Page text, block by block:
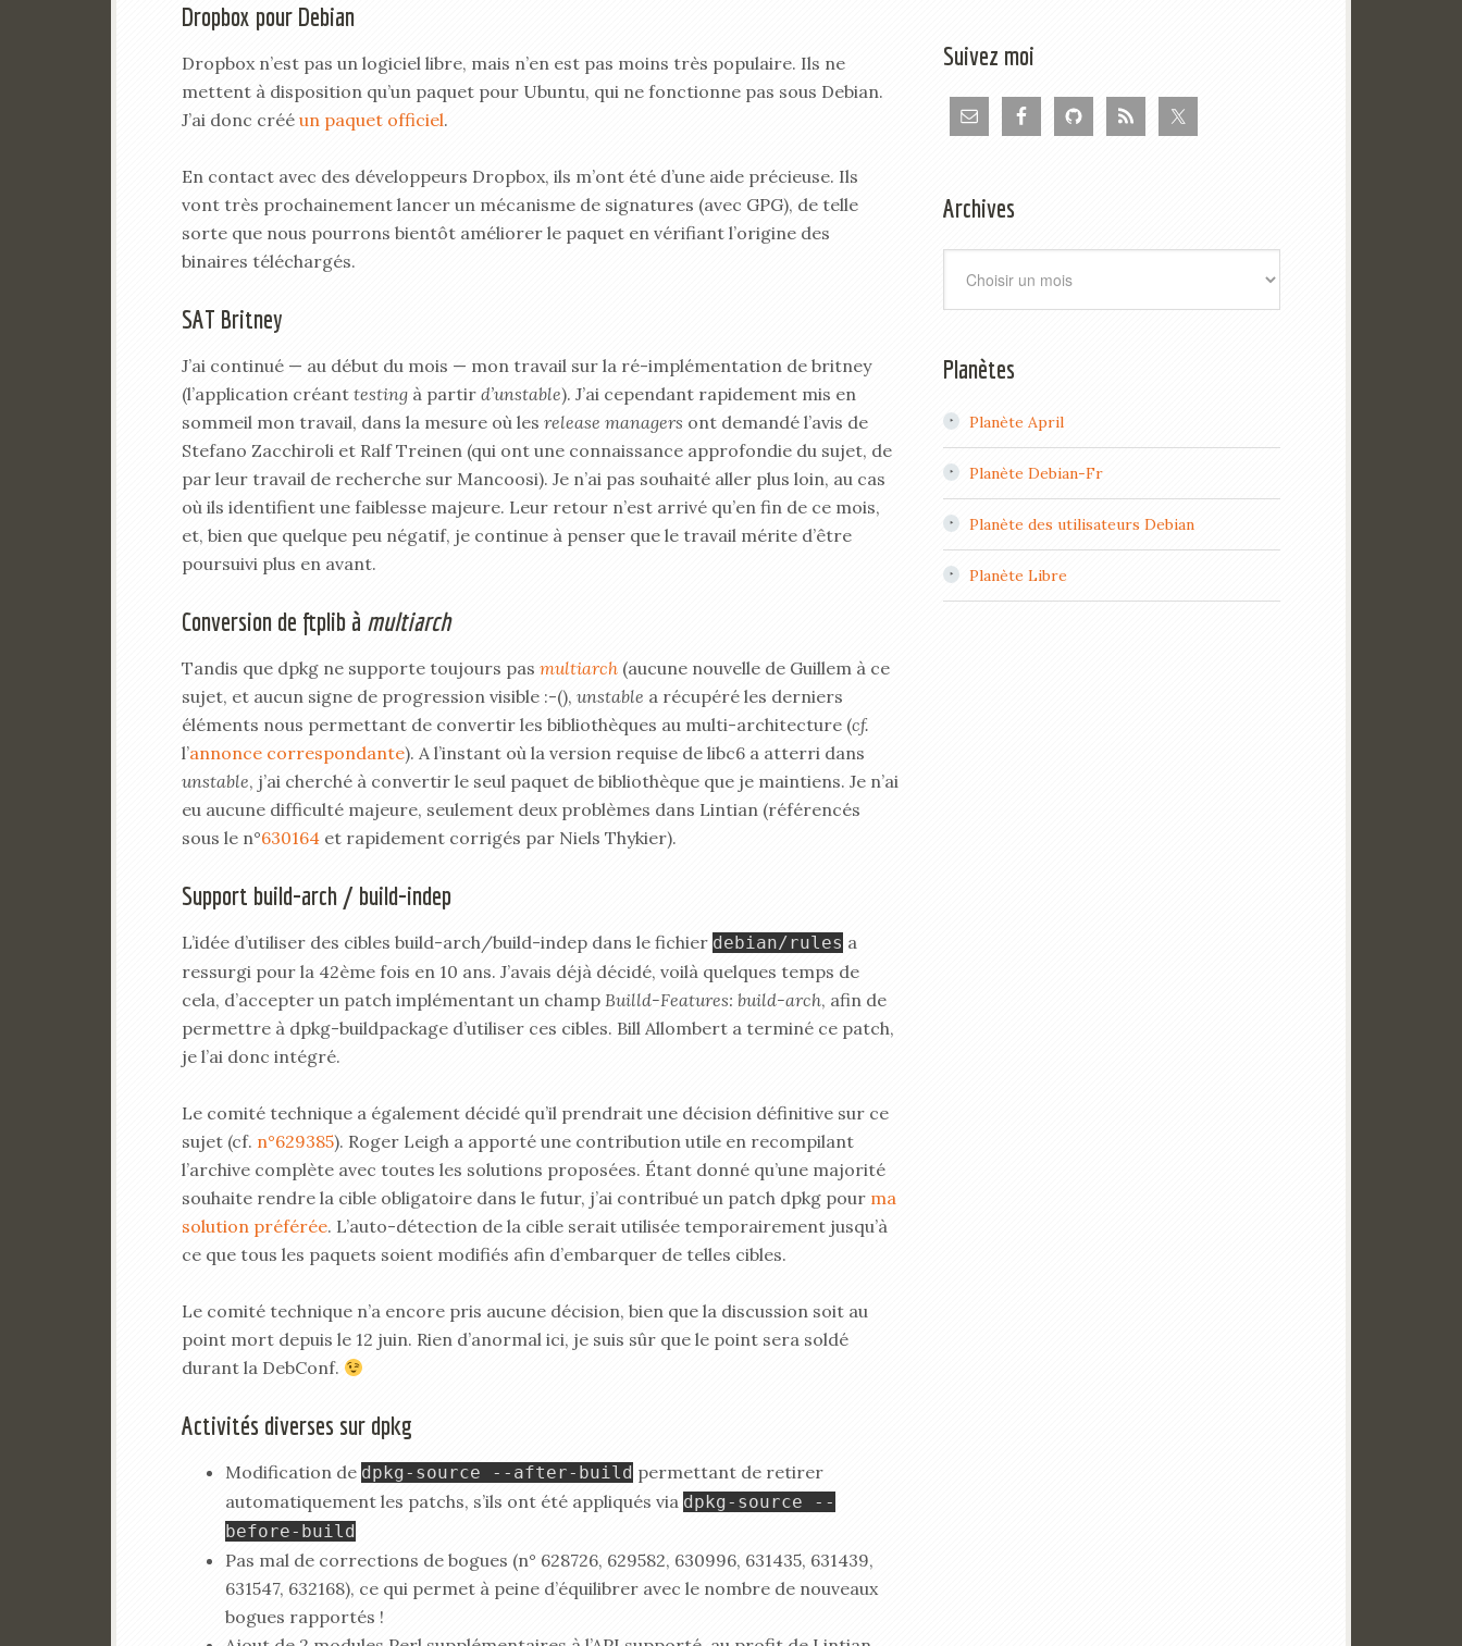
Dropbox pour Debian
Dropbox n’est pas un logiciel libre, mais n’en est pas moins très populaire. Ils ne
mettent à disposition qu’un paquet pour Ubuntu, qui ne fonctionne pas sous Debian.
J’ai donc créé un paquet officiel.
En contact avec des développeurs Dropbox, ils m’ont été d’une aide précieuse. Ils
vont très prochainement lancer un mécanisme de signatures (avec GPG), de telle
sorte que nous pourrons bientôt améliorer le paquet en vérifiant l’origine des
binaires téléchargés.
SAT Britney
J’ai continué — au début du mois — mon travail sur la ré-implémentation de britney
(l’application créant testing à partir d’unstable). J’ai cependant rapidement mis en
sommeil mon travail, dans la mesure où les release managers ont demandé l’avis de
Stefano Zacchiroli et Ralf Treinen (qui ont une connaissance approfondie du sujet, de
par leur travail de recherche sur Mancoosi). Je n’ai pas souhaité aller plus loin, au cas
où ils identifient une faiblesse majeure. Leur retour n’est arrivé qu’en fin de ce mois,
et, bien que quelque peu négatif, je continue à penser que le travail mérite d’être
poursuivi plus en avant.
Conversion de ftplib à multiarch
Tandis que dpkg ne supporte toujours pas multiarch (aucune nouvelle de Guillem à ce
sujet, et aucun signe de progression visible :-(), unstable a récupéré les derniers
éléments nous permettant de convertir les bibliothèques au multi-architecture (cf.
l’annonce correspondante). A l’instant où la version requise de libc6 a atterri dans
unstable, j’ai cherché à convertir le seul paquet de bibliothèque que je maintiens. Je n’ai
eu aucune difficulté majeure, seulement deux problèmes dans Lintian (référencés
sous le n°630164 et rapidement corrigés par Niels Thykier).
Support build-arch / build-indep
L’idée d’utiliser des cibles build-arch/build-indep dans le fichier debian/rules a
ressurgi pour la 42ème fois en 10 ans. J’avais déjà décidé, voilà quelques temps de
cela, d’accepter un patch implémentant un champ Builld-Features: build-arch, afin de
permettre à dpkg-buildpackage d’utiliser ces cibles. Bill Allombert a terminé ce patch,
je l’ai donc intégré.
Le comité technique a également décidé qu’il prendrait une décision définitive sur ce
sujet (cf. n°629385). Roger Leigh a apporté une contribution utile en recompilant
l’archive complète avec toutes les solutions proposées. Étant donné qu’une majorité
souhaite rendre la cible obligatoire dans le futur, j’ai contribué un patch dpkg pour ma
solution préférée. L’auto-détection de la cible serait utilisée temporairement jusqu’à
ce que tous les paquets soient modifiés afin d’embarquer de telles cibles.
Le comité technique n’a encore pris aucune décision, bien que la discussion soit au
point mort depuis le 12 juin. Rien d’anormal ici, je suis sûr que le point sera soldé
durant la DebConf.
Activités diverses sur dpkg
Modification de dpkg-source --after-build permettant de retirer
automatiquement les patchs, s’ils ont été appliqués via dpkg-source --
before-build
Pas mal de corrections de bogues (n° 628726, 629582, 630996, 631435, 631439,
631547, 632168), ce qui permet à peine d’équilibrer avec le nombre de nouveaux
bogues rapportés !
Suivez moi
Archives
Planètes
Planète April
Planète Debian-Fr
Planète des utilisateurs Debian
Planète Libre